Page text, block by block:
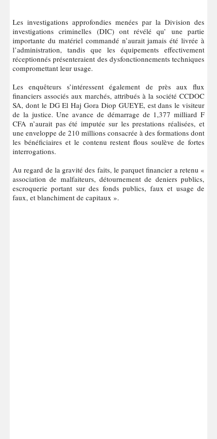
Les investigations approfondies menées par la Division des
investigations criminelles (DIC) ont révélé qu’ une partie
importante du matériel commandé n’aurait jamais été livrée à
l’administration, tandis que les équipements effectivement
réceptionnés présenteraient des dysfonctionnements techniques
compromettant leur usage.
Les enquêteurs s’intéressent également de près aux flux
financiers associés aux marchés, attribués à la société CCDOC
SA, dont le DG El Haj Gora Diop GUEYE, est dans le visiteur
de la justice. Une avance de démarrage de 1,377 milliard F
CFA n’aurait pas été imputée sur les prestations réalisées, et
une enveloppe de 210 millions consacrée à des formations dont
les bénéficiaires et le contenu restent flous soulève de fortes
interrogations.
Au regard de la gravité des faits, le parquet financier a retenu «
association de malfaiteurs, détournement de deniers publics,
escroquerie portant sur des fonds publics, faux et usage de
faux, et blanchiment de capitaux ».